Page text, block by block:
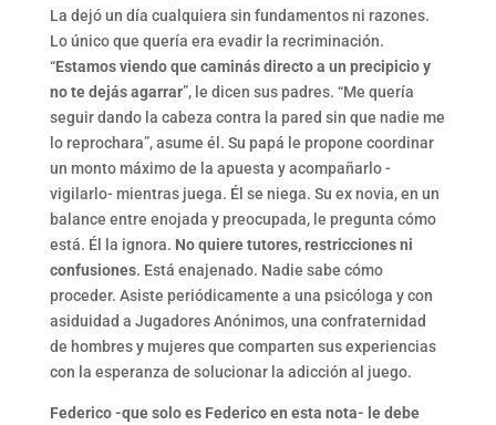
La dejó un día cualquiera sin fundamentos ni razones.
Lo único que quería era evadir la recriminación.
“Estamos viendo que caminás directo a un precipicio y
no te dejás agarrar”, le dicen sus padres. “Me quería
seguir dando la cabeza contra la pared sin que nadie me
lo reprochara”, asume él. Su papá le propone coordinar
un monto máximo de la apuesta y acompañarlo -
vigilarlo- mientras juega. Él se niega. Su ex novia, en un
balance entre enojada y preocupada, le pregunta cómo
está. Él la ignora. No quiere tutores, restricciones ni
confusiones. Está enajenado. Nadie sabe cómo
proceder. Asiste periódicamente a una psicóloga y con
asiduidad a Jugadores Anónimos, una confraternidad
de hombres y mujeres que comparten sus experiencias
con la esperanza de solucionar la adicción al juego.
Federico -que solo es Federico en esta nota- le debe